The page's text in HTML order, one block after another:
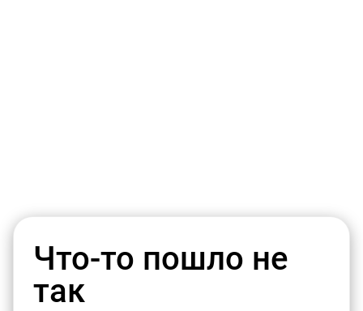
Что-то пошло не
так